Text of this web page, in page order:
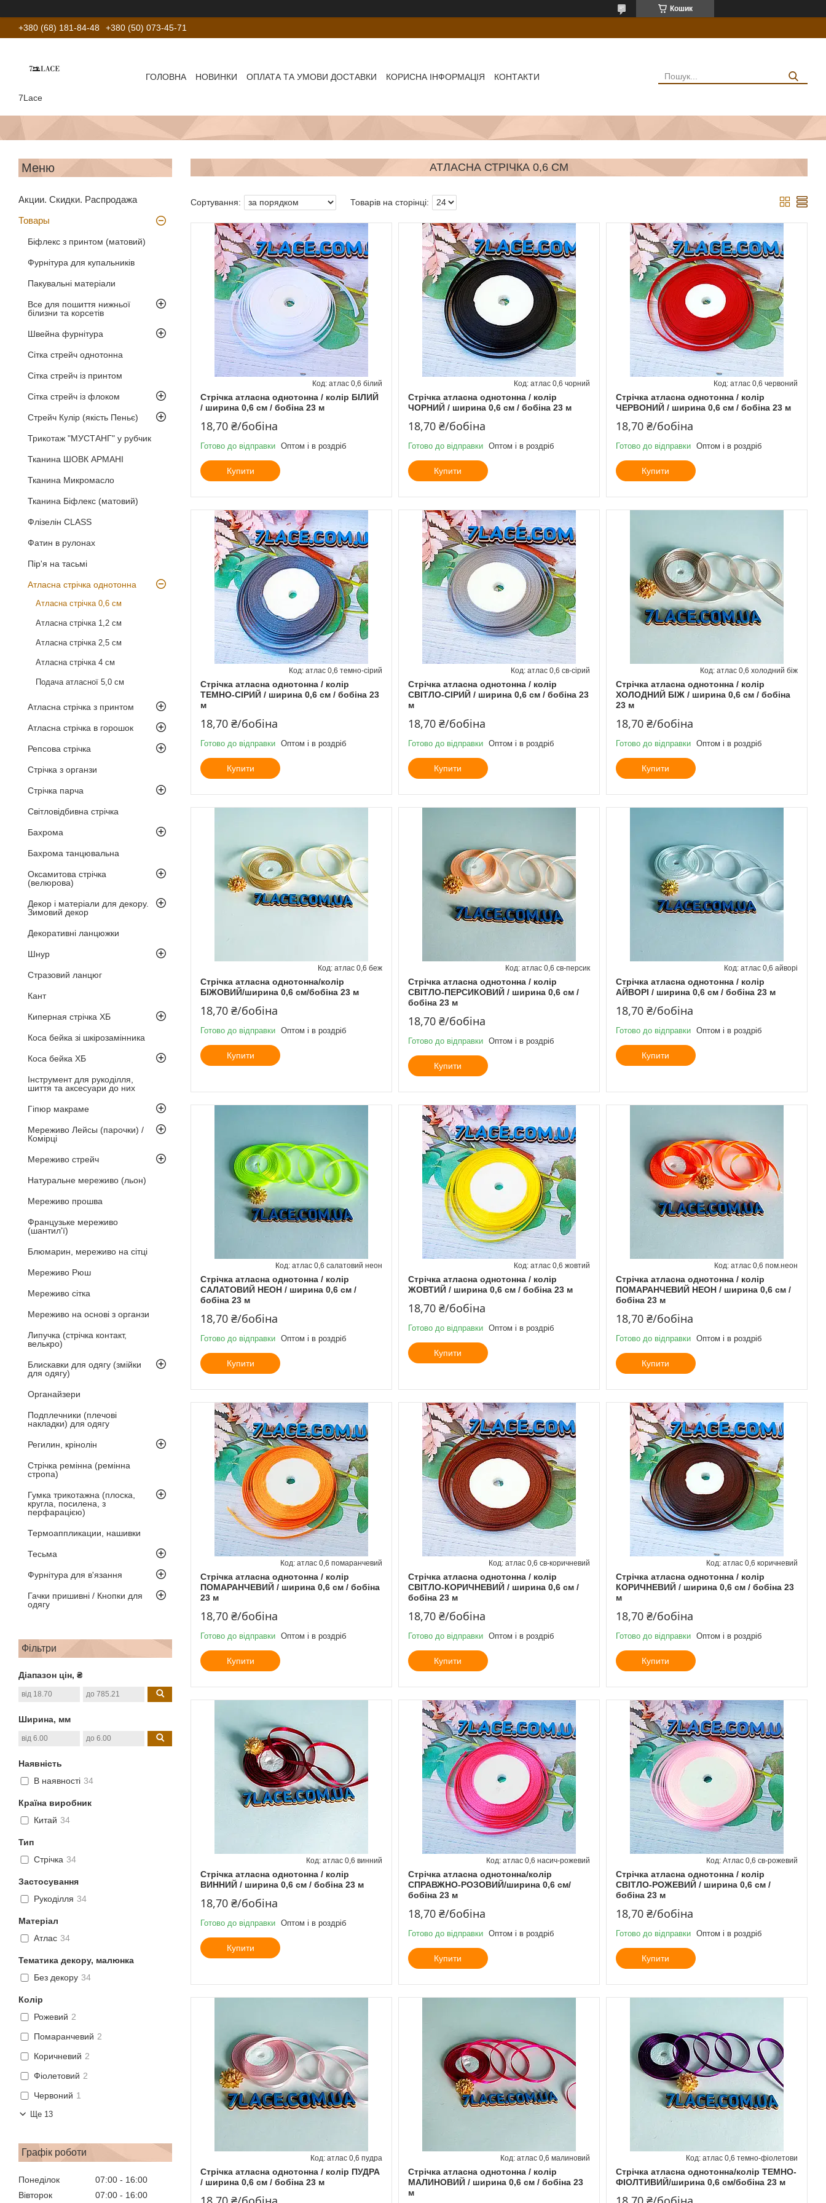
Кошик
+380 (68) 181-84-48 +380 (50) 073-45-71
7Lace
ГОЛОВНА НОВИНКИ ОПЛАТА ТА УМОВИ ДОСТАВКИ КОРИСНА ІНФОРМАЦІЯ КОНТАКТИ
Акции. Скидки. Распродажа
Товары
Біфлекс з принтом (матовий)
Фурнітура для купальників
Пакувальні матеріали
Все для пошиття нижньої
білизни та корсетів
Швейна фурнітура
Сітка стрейч однотонна
Сітка стрейч із принтом
Сітка стрейч із флоком
Стрейч Кулір (якість Пеньє)
Трикотаж "МУСТАНГ" у рубчик
Тканина ШОВК АРМАНІ
Тканина Микромасло
Тканина Біфлекс (матовий)
Флізелін CLASS
Фатин в рулонах
Пір'я на тасьмі
Атласна стрічка однотонна
Атласна стрічка 0,6 см
Атласна стрічка 1,2 см
Атласна стрічка 2,5 см
Атласна стрічка 4 см
Подача атласної 5,0 см
Атласна стрічка з принтом
Атласна стрічка в горошок
Репсова стрічка
Стрічка з органзи
Стрічка парча
Світловідбивна стрічка
Бахрома
Бахрома танцювальна
Оксамитова стрічка
(велюрова)
Декор і матеріали для декору.
Зимовий декор
Декоративні ланцюжки
Шнур
Стразовий ланцюг
Кант
Киперная стрічка ХБ
Коса бейка зі шкірозамінника
Коса бейка ХБ
Інструмент для рукоділля,
шиття та аксесуари до них
Гіпюр макраме
Мереживо Лейсы (парочки) /
Комірці
Мереживо стрейч
Натуральне мереживо (льон)
Мереживо прошва
Французьке мереживо
(шантил'ї)
Блюмарин, мереживо на сітці
Мереживо Рюш
Мереживо сітка
Мереживо на основі з органзи
Липучка (стрічка контакт,
велькро)
Блискавки для одягу (змійки
для одягу)
Органайзери
Подплечники (плечові
накладки) для одягу
Регилин, крінолін
Стрічка ремінна (ремінна
стропа)
Гумка трикотажна (плоска,
кругла, посилена, з
перфарацією)
Термоаппликации, нашивки
Тесьма
Фурнітура для в'язання
Гачки пришивні / Кнопки для
одягу
Фільтри
Діапазон цін, ₴
Ширина, мм
Наявність
В наявності 34
Країна виробник
Китай 34
Тип
Стрічка 34
Застосування
Рукоділля 34
Матеріал
Атлас 34
Тематика декору, малюнка
Без декору 34
Колір
Рожевий 2
Помаранчевий 2
Коричневий 2
Фіолетовий 2
Червоний 1
Ще 13
Графік роботи
Понеділок 07:00
16:00
Вівторок
07:00 16:00
АТЛАСНА СТРІЧКА 0,6 СМ
Стрічка атласна однотонна / колір БІЛИЙ
/ ширина 0,6 см / бобіна 23 м
атлас 0,6 білий
18,70 ₴/бобіна
Готово до відправки Оптом і в роздріб
Купити
Стрічка атласна однотонна / колір
ЧОРНИЙ / ширина 0,6 см / бобіна 23 м
атлас 0,6 чорний
18,70 ₴/бобіна
Готово до відправки Оптом і в роздріб
Купити
Стрічка атласна однотонна / колір
ЧЕРВОНИЙ / ширина 0,6 см / бобіна 23 м
атлас 0,6 червоний
18,70 ₴/бобіна
Готово до відправки Оптом і в роздріб
Купити
Стрічка атласна однотонна / колір
ТЕМНО-СІРИЙ / ширина 0,6 см / бобіна 23
м
атлас 0,6 темно-сірий
18,70 ₴/бобіна
Готово до відправки Оптом і в роздріб
Купити
Стрічка атласна однотонна / колір
СВІТЛО-СІРИЙ / ширина 0,6 см / бобіна 23
м
атлас 0,6 св-сірий
18,70 ₴/бобіна
Готово до відправки Оптом і в роздріб
Купити
Стрічка атласна однотонна / колір
ХОЛОДНИЙ БІЖ / ширина 0,6 см / бобіна
23 м
атлас 0,6 холодний біж
18,70 ₴/бобіна
Готово до відправки Оптом і в роздріб
Купити
Стрічка атласна однотонна/колір
БІЖОВИЙ/ширина 0,6 см/бобіна 23 м
атлас 0,6 беж
18,70 ₴/бобіна
Готово до відправки Оптом і в роздріб
Купити
Стрічка атласна однотонна / колір
СВІТЛО-ПЕРСИКОВИЙ / ширина 0,6 см /
бобіна 23 м
атлас 0,6 св-персик
18,70 ₴/бобіна
Готово до відправки Оптом і в роздріб
Купити
Стрічка атласна однотонна / колір
АЙВОРІ / ширина 0,6 см / бобіна 23 м
атлас 0,6 айворі
18,70 ₴/бобіна
Готово до відправки Оптом і в роздріб
Купити
Стрічка атласна однотонна / колір
САЛАТОВИЙ НЕОН / ширина 0,6 см /
бобіна 23 м
атлас 0,6 салатовий неон
18,70 ₴/бобіна
Готово до відправки Оптом і в роздріб
Купити
Стрічка атласна однотонна / колір
ЖОВТИЙ / ширина 0,6 см / бобіна 23 м
атлас 0,6 жовтий
18,70 ₴/бобіна
Готово до відправки Оптом і в роздріб
Купити
Стрічка атласна однотонна / колір
ПОМАРАНЧЕВИЙ НЕОН / ширина 0,6 см /
бобіна 23 м
атлас 0,6 пом.неон
18,70 ₴/бобіна
Готово до відправки Оптом і в роздріб
Купити
Стрічка атласна однотонна / колір
ПОМАРАНЧЕВИЙ / ширина 0,6 см / бобіна
23 м
атлас 0,6 помаранчевий
18,70 ₴/бобіна
Готово до відправки Оптом і в роздріб
Купити
Стрічка атласна однотонна / колір
СВІТЛО-КОРИЧНЕВИЙ / ширина 0,6 см /
бобіна 23 м
атлас 0,6 св-коричневий
18,70 ₴/бобіна
Готово до відправки Оптом і в роздріб
Купити
Стрічка атласна однотонна / колір
КОРИЧНЕВИЙ / ширина 0,6 см / бобіна 23
м
атлас 0,6 коричневий
18,70 ₴/бобіна
Готово до відправки Оптом і в роздріб
Купити
Стрічка атласна однотонна / колір
ВИННИЙ / ширина 0,6 см / бобіна 23 м
атлас 0,6 винний
18,70 ₴/бобіна
Готово до відправки Оптом і в роздріб
Купити
Стрічка атласна однотонна/колір
СПРАВЖНО-РОЗОВИЙ/ширина 0,6 см/
бобіна 23 м
атлас 0,6 насич-рожевий
18,70 ₴/бобіна
Готово до відправки Оптом і в роздріб
Купити
Стрічка атласна однотонна / колір
СВІТЛО-РОЖЕВИЙ / ширина 0,6 см /
бобіна 23 м
Атлас 0,6 св-рожевий
18,70 ₴/бобіна
Готово до відправки Оптом і в роздріб
Купити
Стрічка атласна однотонна / колір ПУДРА
/ ширина 0,6 см / бобіна 23 м
атлас 0,6 пудра
Стрічка атласна однотонна / колір
МАЛИНОВИЙ / ширина 0,6 см / бобіна 23
м
атлас 0,6 малиновий
Стрічка атласна однотонна/колір ТЕМНО-
ФІОЛТИВИЙ/ширина 0,6 см/бобіна 23 м
атлас 0,6 темно-фіолетови